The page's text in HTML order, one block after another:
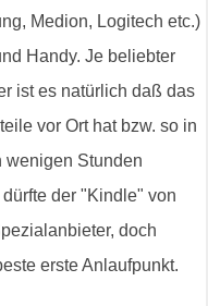
Medion, Logitech etc.)
Handy. Je beliebter
ist es natürlich daß das
vor Ort hat bzw. so in
wenigen Stunden
der "Kindle" von
doch
erste Anlaufpunkt.